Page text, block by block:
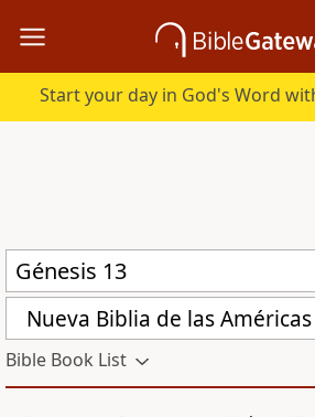
Nueva Biblia de las Américas
Bible Book List